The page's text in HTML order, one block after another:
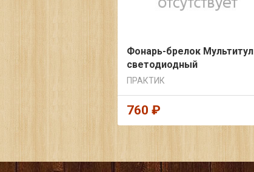
Фонарь-брелок Мультитул
светодиодный
ПРАКТИК
760 ₽